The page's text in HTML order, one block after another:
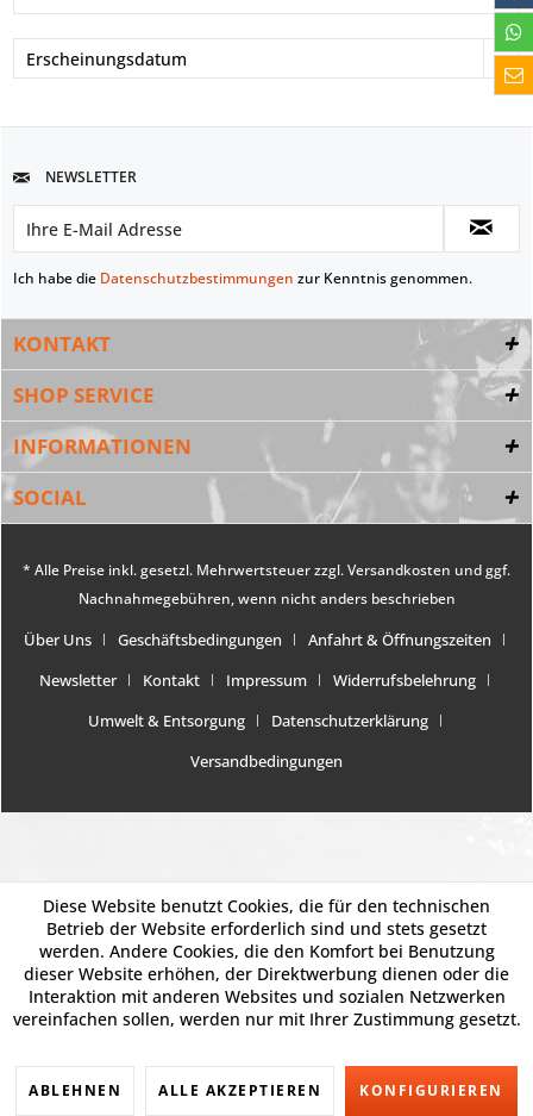
NEWSLETTER
Ich habe die Datenschutzbestimmungen zur Kenntnis genommen.
KONTAKT
SHOP SERVICE
INFORMATIONEN
SOCIAL
* Alle Preise inkl. gesetzl. Mehrwertsteuer zzgl.Versandkosten und ggf.
Nachnahmegebühren, wenn nicht anders beschrieben
Über Uns Geschäftsbedingungen
Anfahrt & Öffnungszeiten
Newsletter
Kontakt Impressum
Widerrufsbelehrung
Umwelt & Entsorgung
Datenschutzerklärung
Versandbedingungen
Diese Website benutzt Cookies, die für den technischen
Betrieb der Website erforderlich sind und stets gesetzt
werden. Andere Cookies, die den Komfort bei Benutzung
dieser Website erhöhen, der Direktwerbung dienen oder die
Interaktion mit anderen Websites und sozialen Netzwerken
vereinfachen sollen, werden nur mit Ihrer Zustimmung gesetzt.
ABLEHNEN ALLE AKZEPTIEREN KONFIGURIEREN